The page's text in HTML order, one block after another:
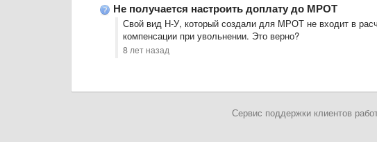
Не получается настроить доплату до МРОТ
Свой вид Н-У, который создали для МРОТ не входит в
компенсации при увольнении. Это верно?
8 лет назад
Сервис поддержки клиентов